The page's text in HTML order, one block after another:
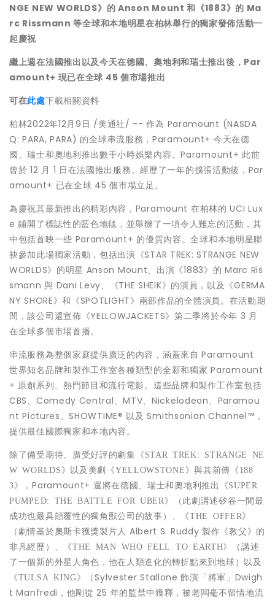
NGE NEW WORLDS》的 Anson Mount 和《1883》的 Ma
rc Rissmann 等全球和本地明星在柏林舉行的獨家發佈活動一
起慶祝
繼上週在法國推出以及今天在德國、奧地利和瑞士推出後， Par
amount+ 現已在全球 45 個市場推出
可在此處下載相關資料
柏林2022年12月9日 /美通社/ -- 作為 Paramount (NASDA
Q: PARA, PARA) 的全球串流服務，Paramount+ 今天在德
國、瑞士和奧地利推出數千小時娛樂內容。Paramount+ 此前
曾於 12 月 1 日在法國推出服務。經歷了一年的擴張活動後，Par
amount+ 已在全球 45 個市場立足。
為慶祝其最新推出的精彩內容，Paramount 在柏林的 UCI Lux
e 鋪開了標誌性的藍色地毯，並舉辦了一項令人難忘的活動，其
中包括首映一些 Paramount+ 的優質內容。全球和本地明星聯
袂參加此場獨家活動，包括出演《STAR TREK: STRANGE NEW
WORLDS》的明星 Anson Mount、出演《1883》的Marc Ris
smann 與 Dani Levy、《THE SHEIK》的演員，以及《GERMA
NY SHORE》和《SPOTLIGHT》兩部作品的全體演員。在活動期
間，該公司還宣佈《YELLOWJACKETS》第二季將於今年 3 月
在全球多個市場首播。
串流服務為整個家庭提供廣泛的內容，涵蓋來自 Paramount
世界知名品牌和製作工作室各種類型的全新和獨家 Paramount
+ 原創系列、熱門節目和流行電影。這些品牌和製作工作室包括
CBS、Comedy Central、MTV、Nickelodeon、Paramou
nt Pictures、SHOWTIME® 以及 Smithsonian Channel™，
提供最佳國際獨家和本地內容。
除了備受期待、廣受好評的劇集《 STAR TREK: STRANGE NE
W WORLDS 》以及美劇《YELLOWSTONE 》與其前傳《 188
3》，Paramount+ 還將在德國、瑞士和奧地利推出《SUPER
PUMPED: THE BATTLE FOR UBER 》（此劇講述矽谷一間最
成功也最具顛覆性的獨角獸公司的故事）、《THE OFFER》
（劇情基於奧斯卡獲獎製片人 Albert S. Ruddy 製作《教父》的
非凡經歷）、《THE MAN WHO FELL TO EARTH》（講述
了一個新的外星人角色，他在人類進化的轉折點來到地球）以及
《TULSA KING》（Sylvester Stallone 飾演「將軍」Dwigh
t Manfredi，他剛從 25 年的監禁中獲釋，被老闆毫不留情地流